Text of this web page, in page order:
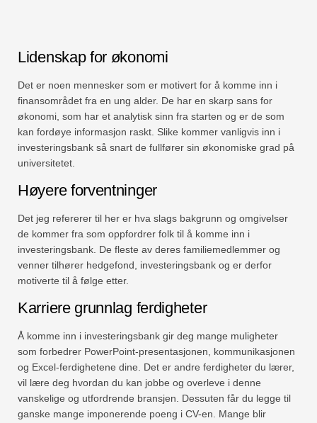
Lidenskap for økonomi
Det er noen mennesker som er motivert for å komme inn i
finansområdet fra en ung alder. De har en skarp sans for
økonomi, som har et analytisk sinn fra starten og er de som
kan fordøye informasjon raskt. Slike kommer vanligvis inn i
investeringsbank så snart de fullfører sin økonomiske grad på
universitetet.
Høyere forventninger
Det jeg refererer til her er hva slags bakgrunn og omgivelser
de kommer fra som oppfordrer folk til å komme inn i
investeringsbank. De fleste av deres familiemedlemmer og
venner tilhører hedgefond, investeringsbank og er derfor
motiverte til å følge etter.
Karriere grunnlag ferdigheter
Å komme inn i investeringsbank gir deg mange muligheter
som forbedrer PowerPoint-presentasjonen, kommunikasjonen
og Excel-ferdighetene dine. Det er andre ferdigheter du lærer,
vil lære deg hvordan du kan jobbe og overleve i denne
vanskelige og utfordrende bransjen. Dessuten får du legge til
ganske mange imponerende poeng i CV-en. Mange blir